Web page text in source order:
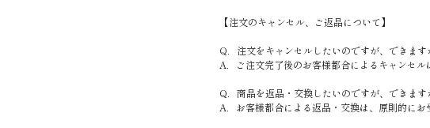
【注文のキャンセル、ご返品について】
Q．注文をキャンセルしたいのですが、できます
A．ご注文完了後のお客様都合によるキャンセル
Q．商品を返品・交換したいのですが、できます
A．お客様都合による返品・交換は、原則的にお